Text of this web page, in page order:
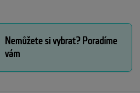
Nemůžete si vybrat? Poradíme
vám